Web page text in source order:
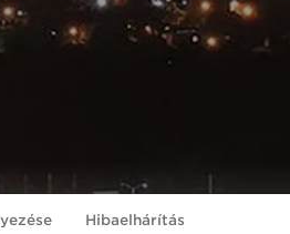
Hibaelhárítás